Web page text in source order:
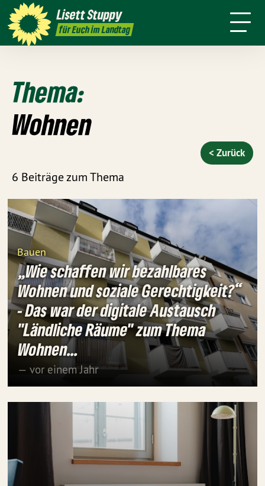
LisettStuppy
für Euch im Landtag
Termine
Über mich Positionen Wahlkreis
Thema:
Wohnen
6 Beiträge zum Thema
< Zurück
Bauen
„Wie schaffen wir bezahlbares
Wohnen und soziale Gerechtigkeit?“
- Das war der digitale Austausch
"Ländliche Räume" zum Thema
Wohnen...
— vor einem Jahr